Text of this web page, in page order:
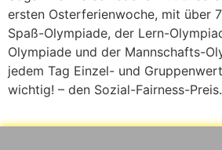
ersten Osterferienwoche, mit über
Spaß-Olympiade, der Lern-
Olympiade und der Mannschafts-
jedem Tag Einzel- und
wichtig! – den Sozial-Fairness-Preis.